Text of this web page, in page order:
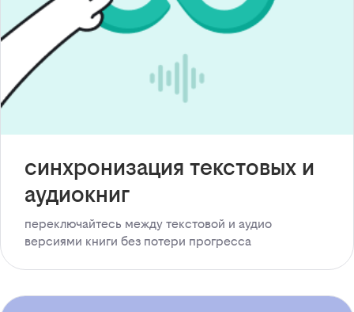
синхронизация текстовых и
аудиокниг
переключайтесь между текстовой и аудио
версиями книги без потери прогресса